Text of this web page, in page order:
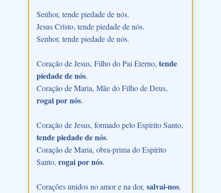
Senhor, tende piedade de nós.
Jesus Cristo, tende piedade de nós.
Senhor, tende piedade de nós.
Coração de Jesus, Filho do Pai Eterno, tende
piedade de nós.
Coração de Maria, Mãe do Filho de Deus,
rogai por nós.
Coração de Jesus, formado pelo Espírito Santo,
tende piedade de nós.
Coração de Maria, obra-prima do Espírito
Santo, rogai por nós.
Corações unidos no amor e na dor, salvai-nos.